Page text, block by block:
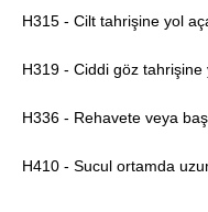
H315 - Cilt tahrişine yol
H319 - Ciddi göz tahrişine
H336 - Rehavete veya
H410 - Sucul ortamda